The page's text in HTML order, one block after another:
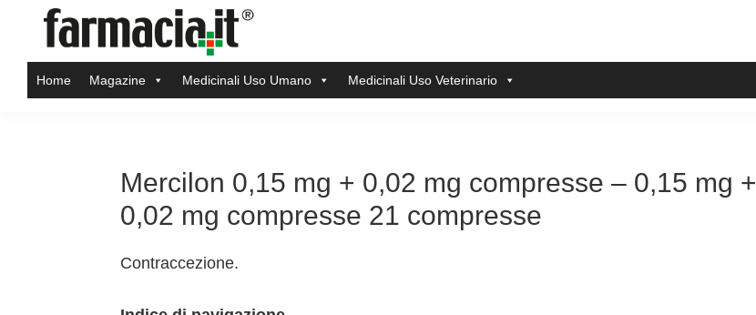
primary
main
primary
footerFarmacia.it
magazine
Home Magazine Medicinali Uso Umano Medicinali Uso Veterinario
Mercilon 0,15 mg + 0,02 mg compresse – 0,15 mg +
0,02 mg compresse 21 compresse
Contraccezione.